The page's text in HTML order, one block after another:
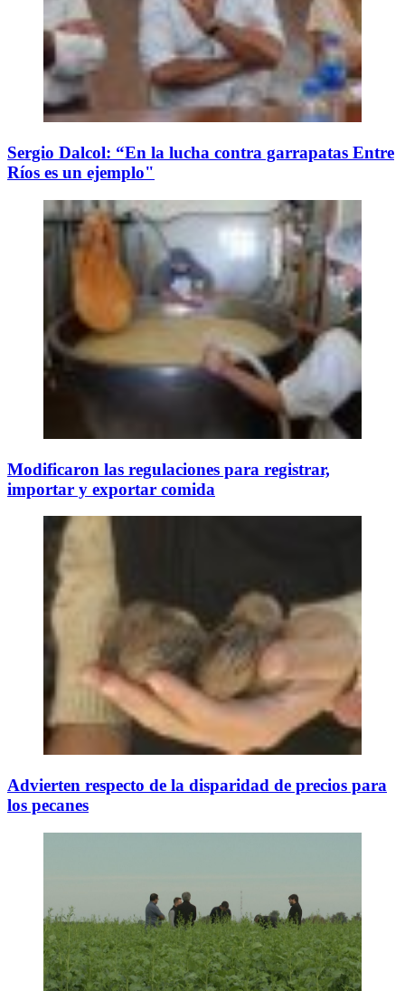
Sergio Dalcol: “En la lucha contra garrapatas Entre
Ríos es un ejemplo"
Modificaron las regulaciones para registrar,
importar y exportar comida
Advierten respecto de la disparidad de precios para
los pecanes